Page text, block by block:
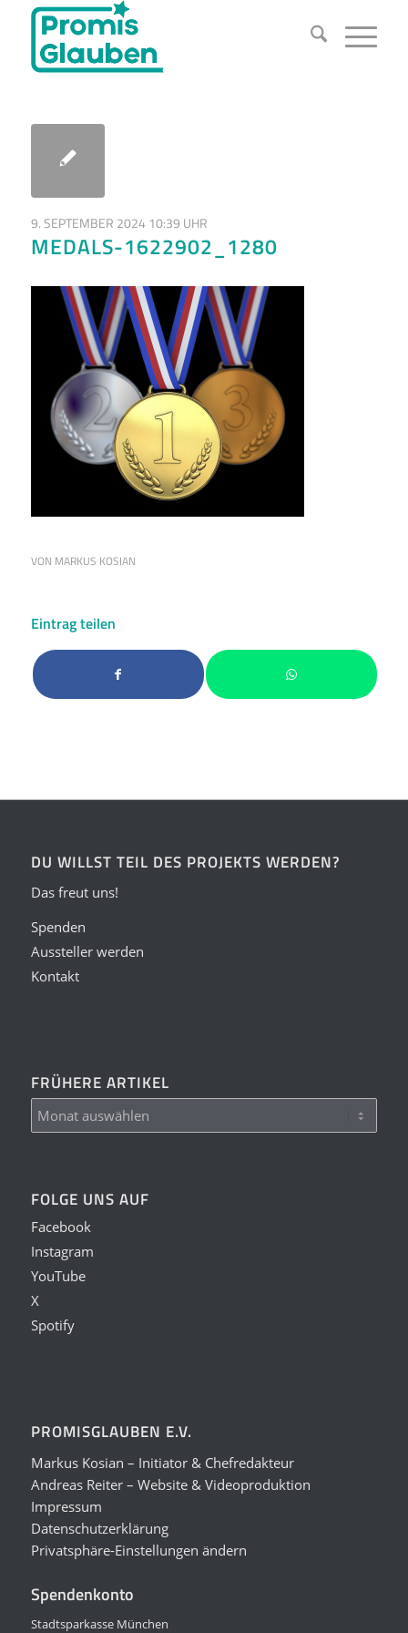
9. SEPTEMBER 2024 10:39 UHR
MEDALS-1622902_1280
VON MARKUS KOSIAN
Eintrag teilen
DU WILLST TEIL DES PROJEKTS WERDEN?
Das freut uns!
Spenden
Aussteller werden
Kontakt
FRÜHERE ARTIKEL
FOLGE UNS AUF
Facebook
Instagram
YouTube
X
Spotify
PROMISGLAUBEN E.V.
Markus Kosian – Initiator & Chefredakteur
Andreas Reiter – Website & Videoproduktion
Impressum
Datenschutzerklärung
Privatsphäre-Einstellungen ändern
Spendenkonto
Stadtsparkasse München